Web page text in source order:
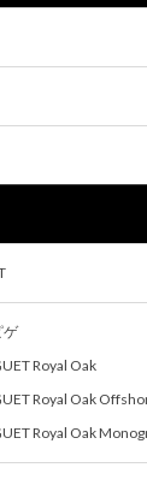
ゲ
Royal Oak
Royal Oak
Royal Oak